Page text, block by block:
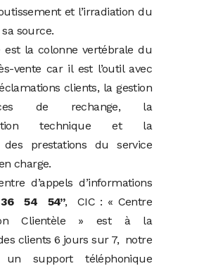
et l’irradiation du
source.
est la colonne vertébrale du
vente car il est l’outil avec
clients, la gestion
de rechange, la
technique et la
des prestations du service
charge.
d’appels d’informations
54 54’’, CIC : « Centre
Clientèle » est à la
clients 6 jours sur 7, notre
support téléphonique